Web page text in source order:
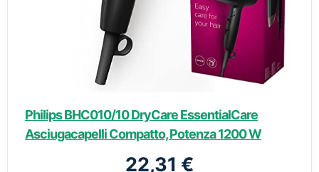
Philips BHC010/10 DryCare EssentialCare
Asciugacapelli Compatto, Potenza 1200 W
22,31 €